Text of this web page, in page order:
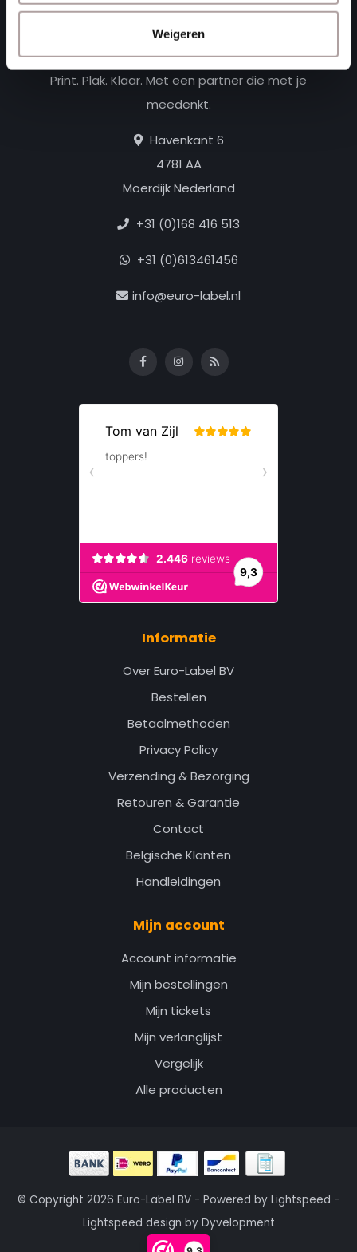
Weigeren
Print. Plak. Klaar. Met een partner die met je
meedenkt.
Havenkant 6
4781 AA
Moerdijk Nederland
+31 (0)168 416 513
+31 (0)613461456
info@euro-label.nl
Informatie
Over Euro-Label BV
Bestellen
Betaalmethoden
Privacy Policy
Verzending & Bezorging
Retouren & Garantie
Contact
Belgische Klanten
Handleidingen
Mijn account
Account informatie
Mijn bestellingen
Mijn tickets
Mijn verlanglijst
Vergelijk
Alle producten
© Copyright 2026 Euro-Label BV - Powered by Lightspeed -
Lightspeed design by Dyvelopment